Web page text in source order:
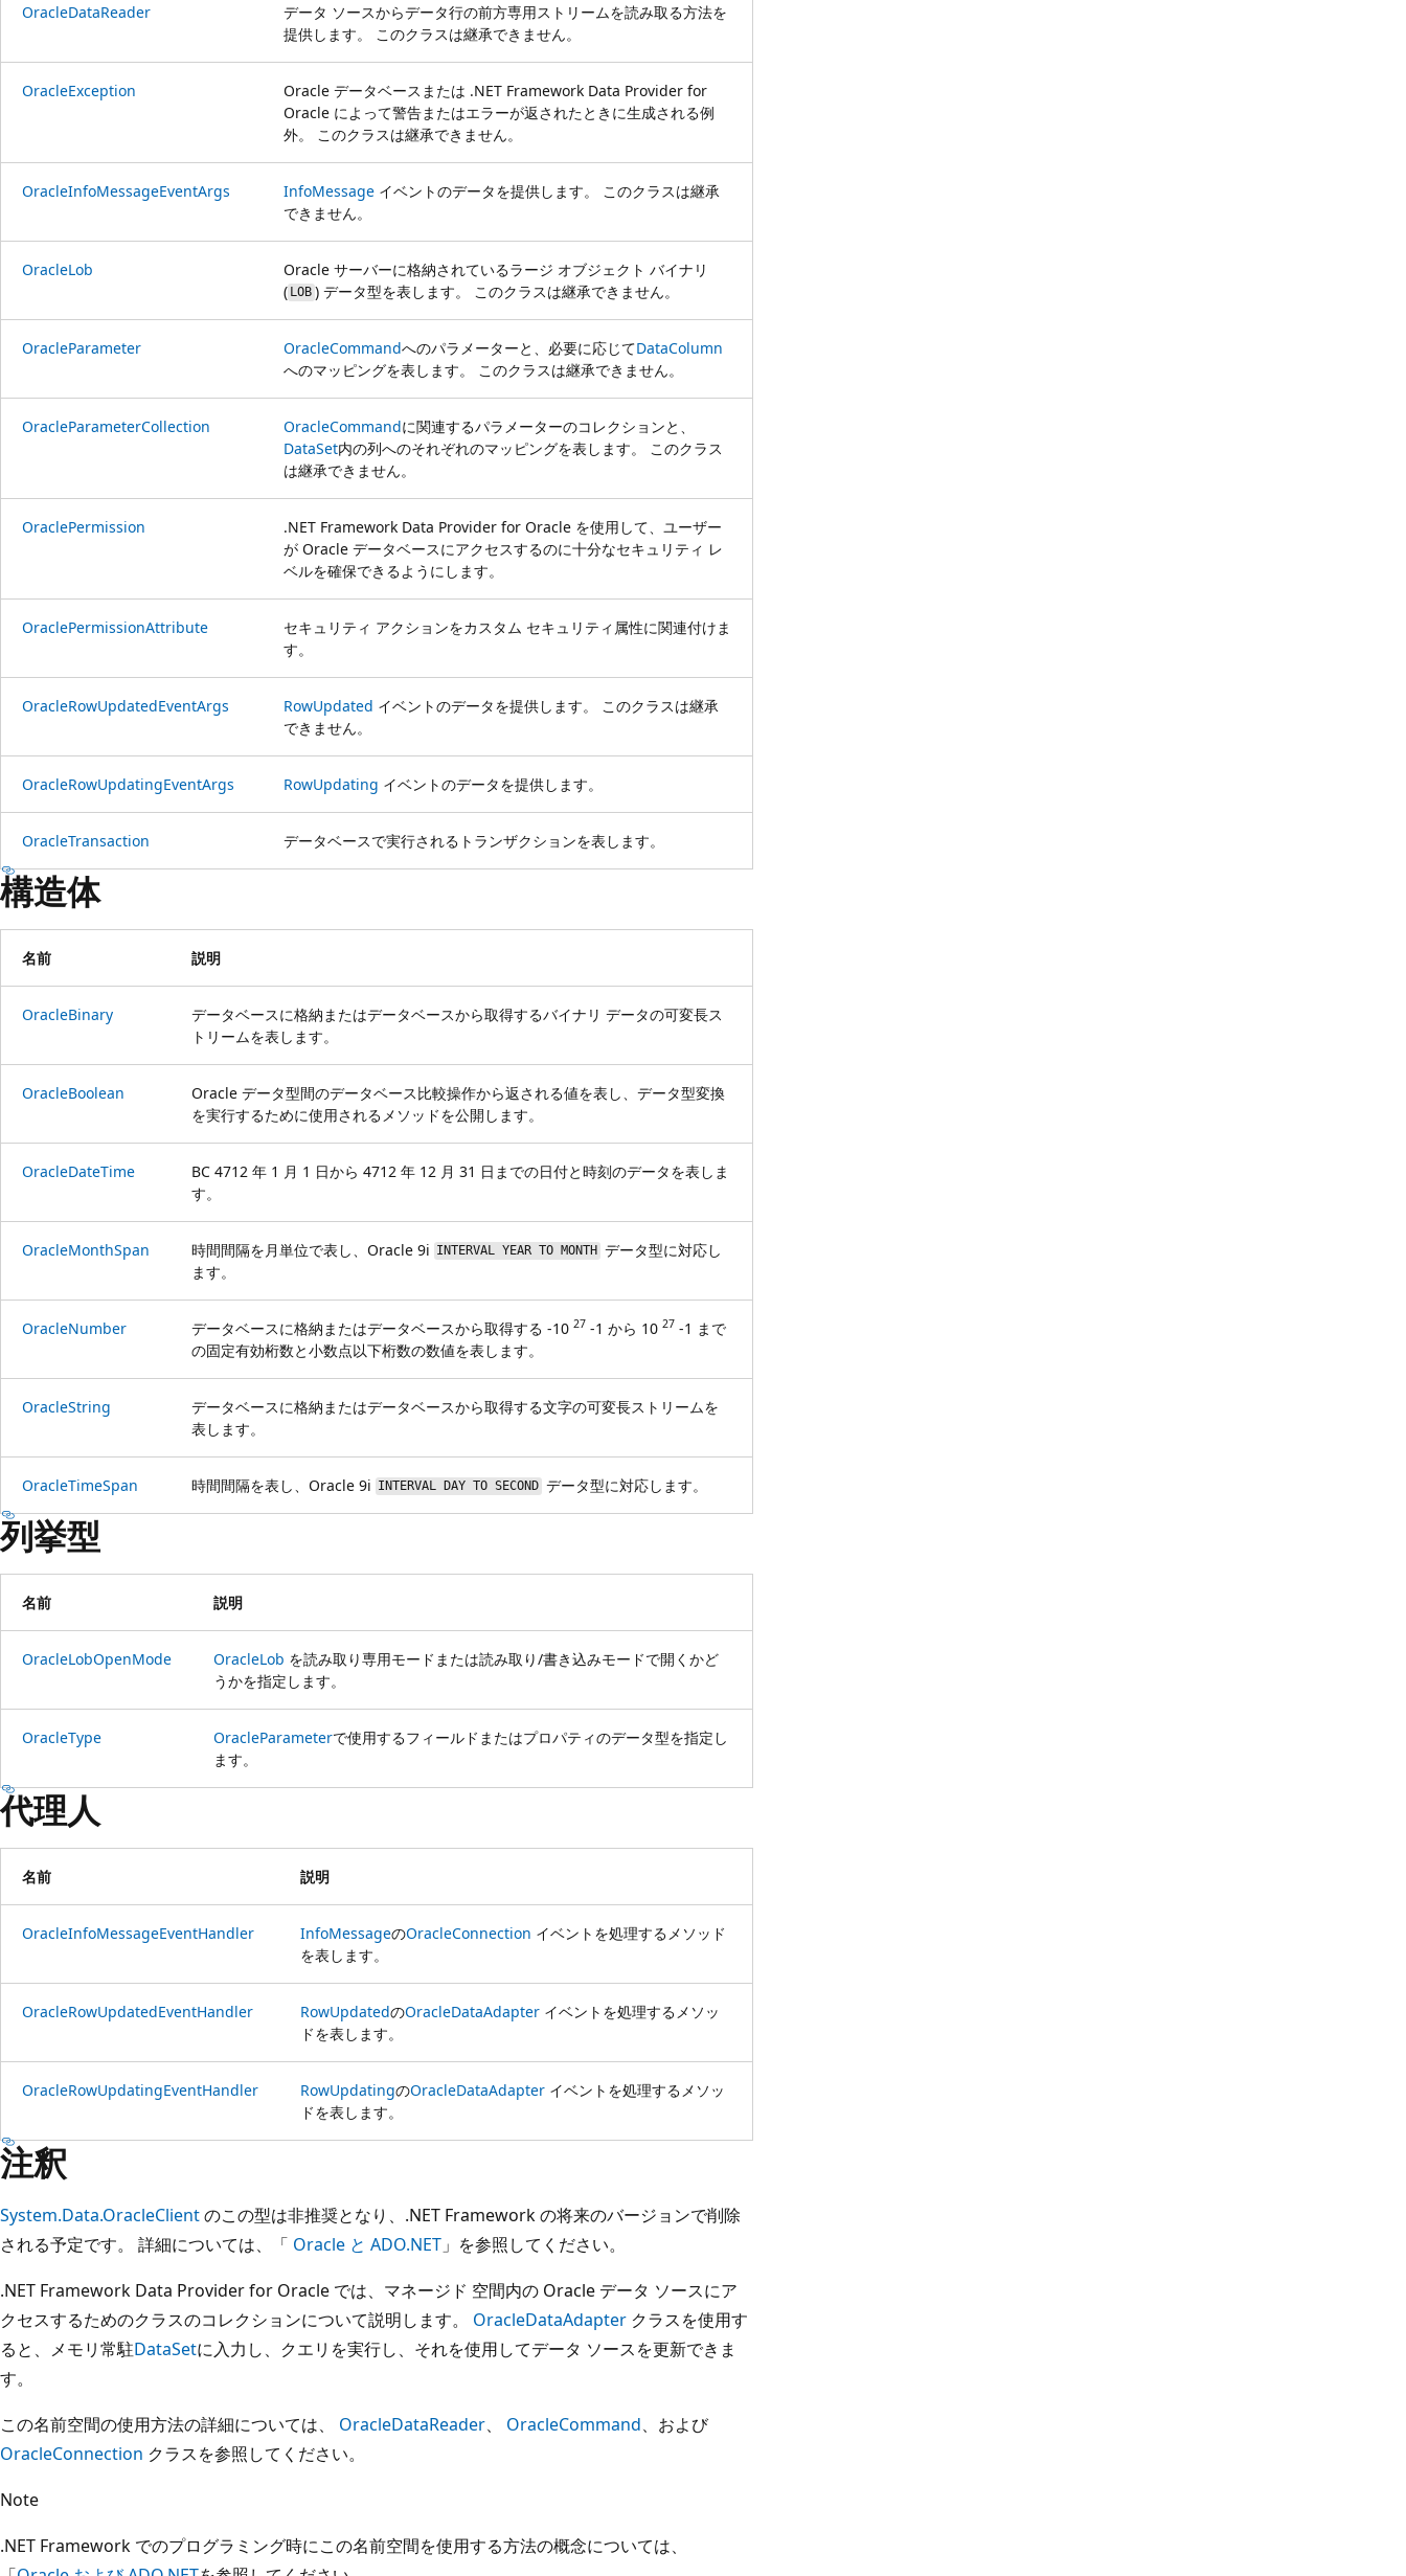
OracleDataReader
データ ソースからデータ行の前方専用ストリームを読み取る方法を
提供します。 このクラスは継承できません。
OracleException
Oracle データベースまたは .NET Framework Data Provider for
Oracle によって警告またはエラーが返されたときに生成される例
外。 このクラスは継承できません。
OracleInfoMessageEventArgs InfoMessage イベントのデータを提供します。 このクラスは継承
できません。
OracleLob
Oracle サーバーに格納されているラージ オブジェクト バイナリ
( LOB) データ型を表します。 このクラスは継承できません。
OracleParameter OracleCommandへのパラメーターと、必要に応じてDataColumn
へのマッピングを表します。 このクラスは継承できません。
OracleParameterCollection OracleCommandに関連するパラメーターのコレクションと、
DataSet内の列へのそれぞれのマッピングを表します。 このクラス
は継承できません。
OraclePermission
.NET Framework Data Provider for Oracle を使用して、ユーザー
が Oracle データベースにアクセスするのに十分なセキュリティ レ
ベルを確保できるようにします。
OraclePermissionAttribute
セキュリティ アクションをカスタム セキュリティ属性に関連付けま
す。
OracleRowUpdatedEventArgs RowUpdated イベントのデータを提供します。 このクラスは継承
できません。
OracleRowUpdatingEventArgs RowUpdating イベントのデータを提供します。
OracleTransaction データベースで実行されるトランザクションを表します。
構造体
名前 説明
OracleBinary
データベースに格納またはデータベースから取得するバイナリ データの可変長ス
トリームを表します。
OracleBoolean
Oracle データ型間のデータベース比較操作から返される値を表し、データ型変換
を実行するために使用されるメソッドを公開します。
OracleDateTime
BC 4712 年 1 月 1 日から 4712 年 12 月 31 日までの日付と時刻のデータを表しま
す。
OracleMonthSpan 時間間隔を月単位で表し、Oracle 9i INTERVAL YEAR TO MONTH データ型に対応し
ます。
OracleNumber データベースに格納またはデータベースから取得する -10 27 -1 から 10 27 -1 まで
の固定有効桁数と小数点以下桁数の数値を表します。
OracleString
データベースに格納またはデータベースから取得する文字の可変長ストリームを
表します。
OracleTimeSpan 時間間隔を表し、Oracle 9i INTERVAL DAY TO SECOND データ型に対応します。
列挙型
名前 説明
OracleLobOpenMode OracleLob を読み取り専用モードまたは読み取り/書き込みモードで開くかど
うかを指定します。
OracleType OracleParameterで使用するフィールドまたはプロパティのデータ型を指定し
ます。
代理人
名前 説明
OracleInfoMessageEventHandler InfoMessageのOracleConnection イベントを処理するメソッド
を表します。
OracleRowUpdatedEventHandler RowUpdatedのOracleDataAdapter イベントを処理するメソッ
ドを表します。
OracleRowUpdatingEventHandler RowUpdatingのOracleDataAdapter イベントを処理するメソッ
ドを表します。
注釈
System.Data.OracleClientのこの型は非推奨となり、.NET Framework の将来のバージョンで削除
される予定です。 詳細については、「 Oracle と ADO.NET 」を参照してください。
.NET Framework Data Provider for Oracle では、マネージド 空間内の Oracle データ ソースにア
クセスするためのクラスのコレクションについて説明します。 OracleDataAdapter クラスを使用す
ると、メモリ常駐DataSetに入力し、クエリを実行し、それを使用してデータ ソースを更新できま
す。
この名前空間の使用方法の詳細については、 OracleDataReader、 OracleCommand、および
OracleConnection クラスを参照してください。
Note
.NET Framework でのプログラミング時にこの名前空間を使用する方法の概念については、